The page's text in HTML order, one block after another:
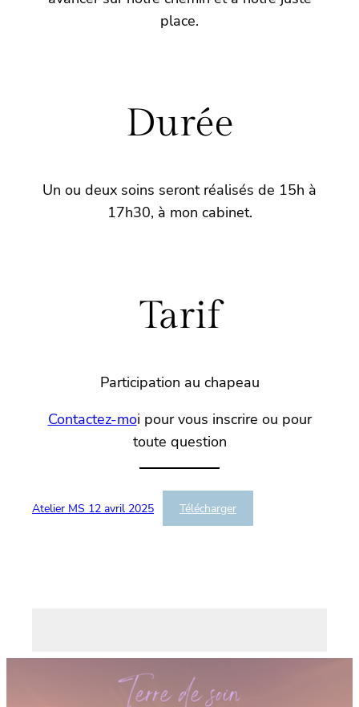
place.
Durée
Un ou deux soins seront réalisés de 15h à
17h30, à mon cabinet.
Tarif
Participation au chapeau
Contactez-moi pour vous inscrire ou pour
toute question
Atelier MS 12 avril 2025 Télécharger